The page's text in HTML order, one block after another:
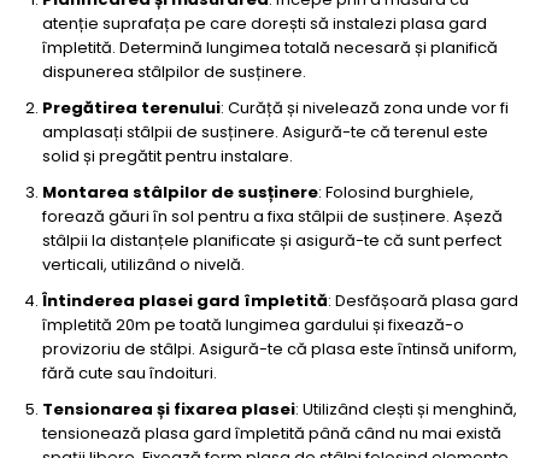
atenție suprafața pe care dorești să instalezi plasa gard
împletită. Determină lungimea totală necesară și planifică
dispunerea stâlpilor de susținere.
Pregătirea terenului: Curăță și nivelează zona unde vor fi
amplasați stâlpii de susținere. Asigură-te că terenul este
solid și pregătit pentru instalare.
Montarea stâlpilor de susținere: Folosind burghiele,
forează găuri în sol pentru a fixa stâlpii de susținere. Așeză
stâlpii la distanțele planificate și asigură-te că sunt perfect
verticali, utilizând o nivelă.
Întinderea plasei gard împletită: Desfășoară plasa gard
împletită 20m pe toată lungimea gardului și fixează-o
provizoriu de stâlpi. Asigură-te că plasa este întinsă uniform,
fără cute sau îndoituri.
Tensionarea și fixarea plasei: Utilizând clești și menghină,
tensionează plasa gard împletită până când nu mai există